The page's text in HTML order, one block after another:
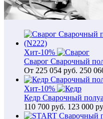
Хит-10%
Сварог Сварочный
От 225 054 руб. 250
Хит-10%
Кедр Сварочный
110 700 руб. 123 000